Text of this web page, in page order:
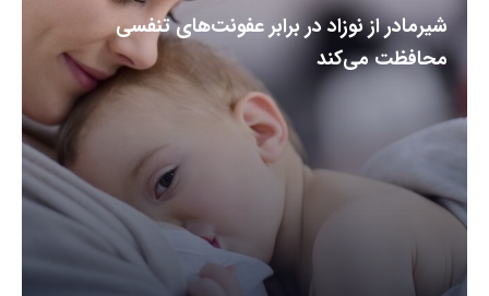
شیرمادر از نوزاد در برابر عفونت‌های تنفسی
محافظت می‌کند